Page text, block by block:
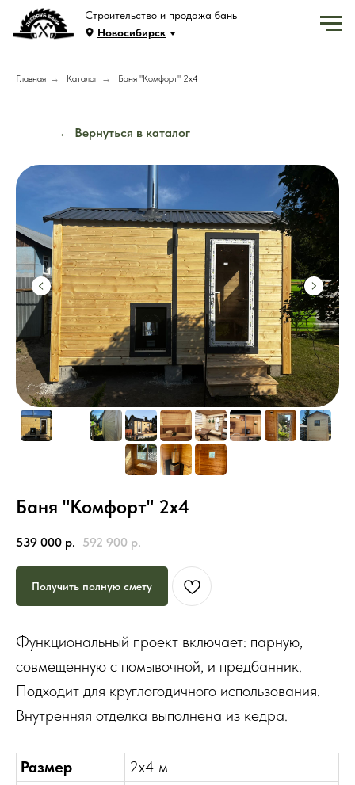
Строительство и продажа бань
Новосибирск
Главная → Каталог → Баня "Комфорт" 2х4
← Вернуться в каталог
Баня "Комфорт" 2х4
539 000 р. 592 900 р.
Получить полную смету
Функциональный проект включает: парную,
совмещенную с помывочной, и предбанник.
Подходит для круглогодичного использования.
Внутренняя отделка выполнена из кедра.
Размер
2х4 м